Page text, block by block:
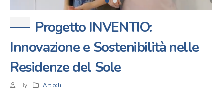
Progetto INVENTIO:
Innovazione e Sostenibilità nelle
Residenze del Sole
By Articoli